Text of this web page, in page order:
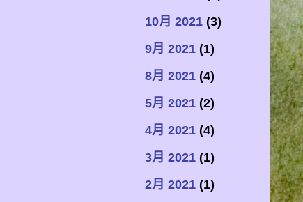
10月 2021 (3)
9月 2021 (1)
8月 2021 (4)
5月 2021 (2)
4月 2021 (4)
3月 2021 (1)
2月 2021 (1)